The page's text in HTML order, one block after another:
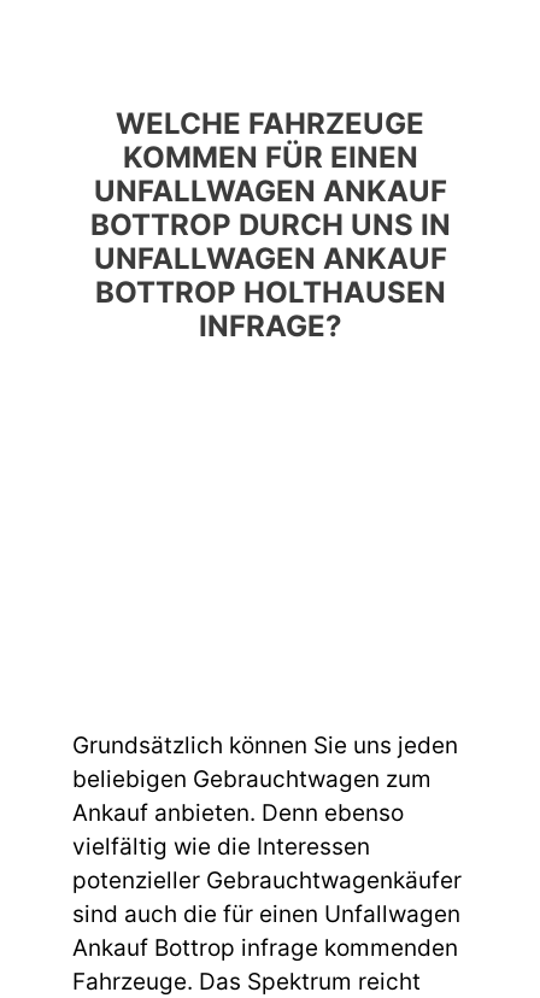
WELCHE FAHRZEUGE
KOMMEN FÜR EINEN
UNFALLWAGEN ANKAUF
BOTTROP DURCH UNS IN
UNFALLWAGEN ANKAUF
BOTTROP HOLTHAUSEN
INFRAGE?
Grundsätzlich können Sie uns jeden
beliebigen Gebrauchtwagen zum
Ankauf anbieten. Denn ebenso
vielfältig wie die Interessen
potenzieller Gebrauchtwagenkäufer
sind auch die für einen Unfallwagen
Ankauf Bottrop infrage kommenden
Fahrzeuge. Das Spektrum reicht